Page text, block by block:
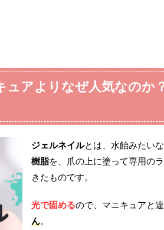
ュアよりなぜ人気なのか
ジェルネイルとは、水飴みたい
樹脂を、爪の上に塗って専用の
きたものです。
光で固めるので、マニキュアと
ん。